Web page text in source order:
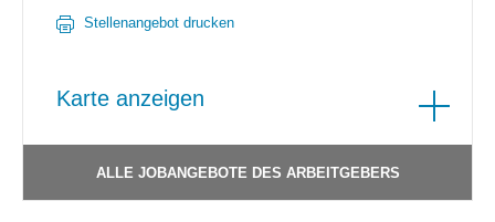
Stellenangebot drucken
Karte anzeigen
ALLE JOBANGEBOTE DES ARBEITGEBERS